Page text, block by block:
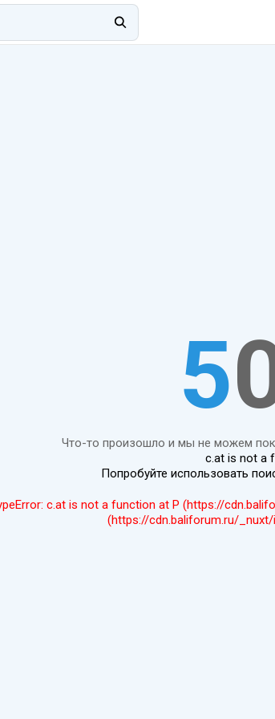
5
Что-то произошло и мы не можем
c.at is not a
Попробуйте использовать
c.at is not a function at P (https://
(https://cdn.baliforum.ru/_nuxt/